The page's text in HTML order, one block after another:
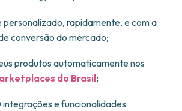
personalizado, rapidamente, e com a
conversão do mercado;
produtos automaticamente nos
do Brasil;
integrações e funcionalidades